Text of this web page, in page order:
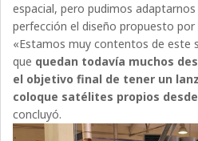
espacial, pero pudimos
perfección el diseño propuesto por
«Estamos muy contentos de este
que quedan todavía muchos
el objetivo final de tener un
coloque satélites propios
concluyó.